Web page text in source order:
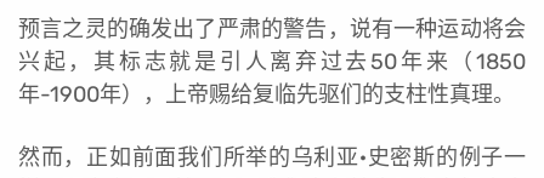
预言之灵的确发出了严肃的警告，说有一种运动将会
兴起，其标志就是引人离弃过去50年来（1850
年-1900年），上帝赐给复临先驱们的支柱性真理。
然而，正如前面我们所举的乌利亚·史密斯的例子一